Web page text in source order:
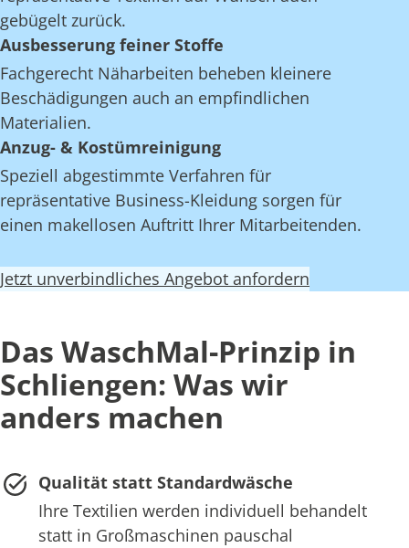
gebügelt zurück.
Ausbesserung feiner Stoffe
Fachgerecht Näharbeiten beheben kleinere
Beschädigungen auch an empfindlichen
Materialien.
Anzug- & Kostümreinigung
Speziell abgestimmte Verfahren für
repräsentative Business-Kleidung sorgen für
einen makellosen Auftritt Ihrer Mitarbeitenden.
Jetzt unverbindliches Angebot anfordern
Das WaschMal-Prinzip in
Schliengen: Was wir
anders machen
Qualität statt Standardwäsche
Ihre Textilien werden individuell behandelt
statt in Großmaschinen pauschal